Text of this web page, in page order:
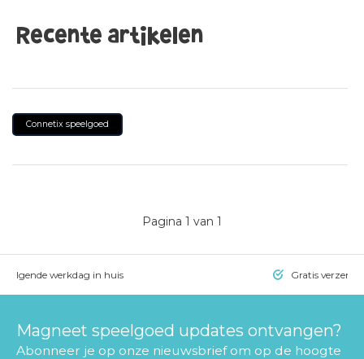
Recente artikelen
Connetix speelgoed
Pagina 1 van 1
volgende werkdag in huis Gratis
Magneet speelgoed updates ontvangen?
Abonneer je op onze nieuwsbrief om op de hoogte